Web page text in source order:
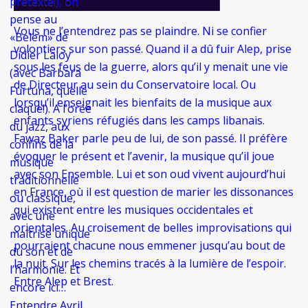
pense au
«Belem» de
Didier Laloy
(avec Barbara
Furtuna, quelle
claque!). A l’orée
du jazz, aux
confins de la
musique
traditionnelle
ou classique,
avec une
maîtrise unique
du son et de
l’harmonie. Et
encore ici…
Vous ne l’entendrez pas se plaindre. Ni se confier
volontiers sur son passé. Quand il a dû fuir Alep, prise
sous les feus de la guerre, alors qu’il y menait une vie
de Directeur au sein du Conservatoire local. Ou
lorsqu’il enseignait les bienfaits de la musique aux
enfants syriens réfugiés dans les camps libanais.
Fawaz Baker parle peu de lui, de son passé. Il préfère
évoquer le présent et l’avenir, la musique qu’il joue
avec son Ensemble. Lui et son oud vivent aujourd’hui
en France, où il est question de marier les dissonances
qui existent entre les musiques occidentales et
orientales. Au croisement de belles improvisations qui
pourraient chacune nous emmener jusqu’au bout de
la nuit. Sur les chemins tracés à la lumière de l’espoir.
Entre Alep et Brest.